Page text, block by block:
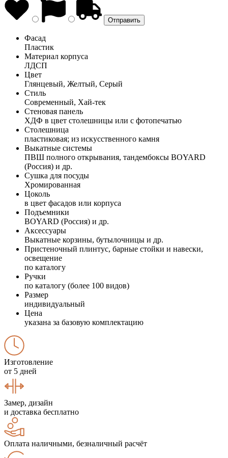
Фасад
Пластик
Материал корпуса
ЛДСП
Цвет
Глянцевый, Желтый, Серый
Стиль
Современный, Хай-тек
Стеновая панель
ХДФ в цвет столешницы или с фотопечатью
Столешница
пластиковая; из искусственного камня
Выкатные системы
ПВШ полного открывания, тандембоксы BOYARD
(Россия) и др.
Сушка для посуды
Хромированная
Цоколь
в цвет фасадов или корпуса
Подъемники
BOYARD (Россия) и др.
Аксессуары
Выкатные корзины, бутылочницы и др.
Пристеночный плинтус, барные стойки и навески,
освещение
по каталогу
Ручки
по каталогу (более 100 видов)
Размер
индивидуальный
Цена
указана за базовую комплектацию
Изготовление
от 5 дней
Замер, дизайн
и доставка бесплатно
Оплата наличными, безналичный расчёт